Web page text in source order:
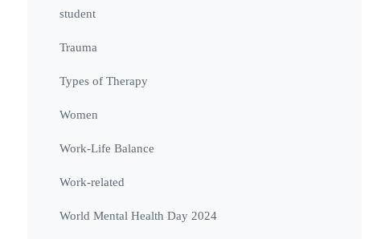
student
Trauma
Types of Therapy
Women
Work-Life Balance
Work-related
World Mental Health Day 2024